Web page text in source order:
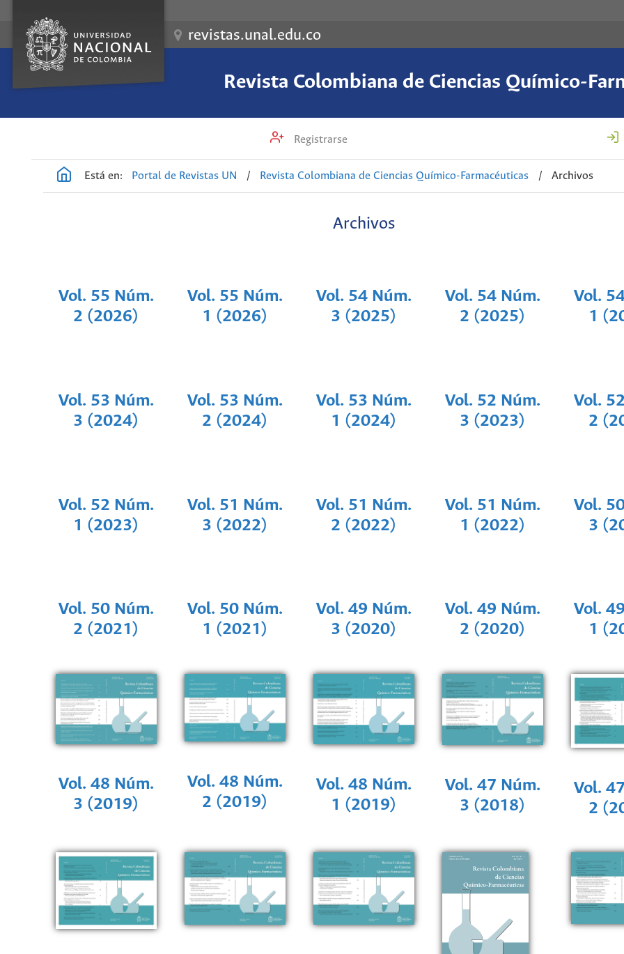
revistas.unal.edu.co
Revista Colombiana de Ciencias Químico-
Registrarse
Está en: Portal de Revistas UN / Revista Colombiana de Ciencias Químico-Farmacéuticas / Archivos
Archivos
Vol. 55 Núm.
2 (2026)
Vol. 55 Núm.
1 (2026)
Vol. 54 Núm.
3 (2025)
Vol. 54 Núm.
2 (2025)
Vol.
1
Vol. 53 Núm.
3 (2024)
Vol. 53 Núm.
2 (2024)
Vol. 53 Núm.
1 (2024)
Vol. 52 Núm.
3 (2023)
Vol.
2
Vol. 52 Núm.
1 (2023)
Vol. 51 Núm.
3 (2022)
Vol. 51 Núm.
2 (2022)
Vol. 51 Núm.
1 (2022)
Vol.
3
Vol. 50 Núm.
2 (2021)
Vol. 50 Núm.
1 (2021)
Vol. 49 Núm.
3 (2020)
Vol. 49 Núm.
2 (2020)
Vol.
1
Vol. 48 Núm.
3 (2019)
Vol. 48 Núm.
2 (2019)
Vol. 48 Núm.
1 (2019)
Vol. 47 Núm.
3 (2018)
Vol.
2